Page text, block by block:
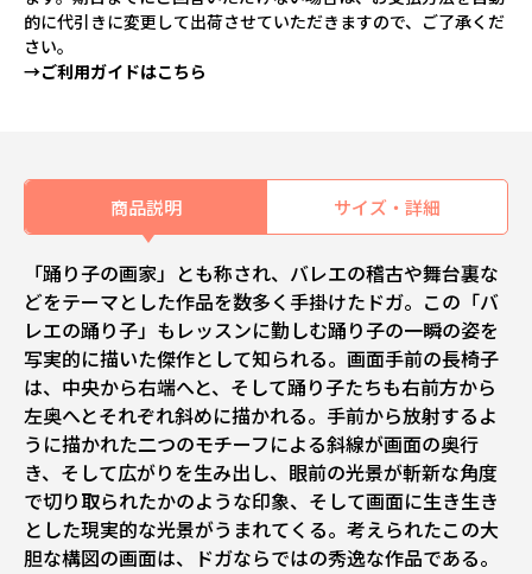
的に代引きに変更して出荷させていただきますので、ご了承くだ
さい。
→ご利用ガイドはこちら
商品説明 サイズ・詳細
「踊り子の画家」とも称され、バレエの稽古や舞台裏な
どをテーマとした作品を数多く手掛けたドガ。この「バ
レエの踊り子」もレッスンに勤しむ踊り子の一瞬の姿を
写実的に描いた傑作として知られる。画面手前の長椅子
は、中央から右端へと、そして踊り子たちも右前方から
左奥へとそれぞれ斜めに描かれる。手前から放射するよ
うに描かれた二つのモチーフによる斜線が画面の奥行
き、そして広がりを生み出し、眼前の光景が斬新な角度
で切り取られたかのような印象、そして画面に生き生き
とした現実的な光景がうまれてくる。考えられたこの大
胆な構図の画面は、ドガならではの秀逸な作品である。